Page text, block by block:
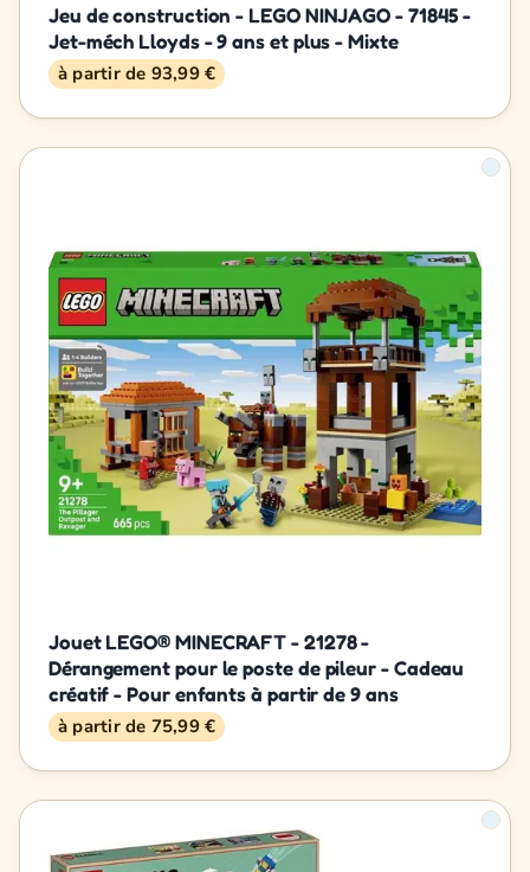
Jeu de construction - LEGO NINJAGO - 71845 -
Jet-méch Lloyds - 9 ans et plus - Mixte
à partir de 93,99 €
Jouet LEGO® MINECRAFT - 21278 -
Dérangement pour le poste de pileur - Cadeau
créatif - Pour enfants à partir de 9 ans
à partir de 75,99 €